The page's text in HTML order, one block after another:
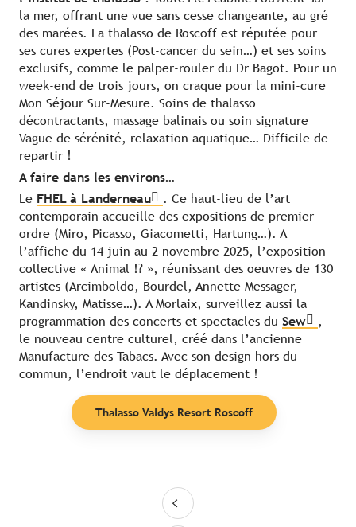
la mer, offrant une vue sans cesse changeante, au gré
des marées. La thalasso de Roscoff est réputée pour
ses cures expertes (Post-cancer du sein…) et ses soins
exclusifs, comme le palper-rouler du Dr Bagot. Pour un
week-end de trois jours, on craque pour la mini-cure
Mon Séjour Sur-Mesure. Soins de thalasso
décontractants, massage balinais ou soin signature
Vague de sérénité, relaxation aquatique… Difficile de
repartir !
A faire dans les environs…
Le FHEL à Landerneau
. Ce haut-lieu de l’art
contemporain accueille des expositions de premier
ordre (Miro, Picasso, Giacometti, Hartung…). A
l’affiche du 14 juin au 2 novembre 2025, l’exposition
collective « Animal !? », réunissant des oeuvres de 130
artistes (Arcimboldo, Bourdel, Annette Messager,
Kandinsky, Matisse…). A Morlaix, surveillez aussi la
programmation des concerts et spectacles du Sew
,
le nouveau centre culturel, créé dans l’ancienne
Manufacture des Tabacs. Avec son design hors du
commun, l’endroit vaut le déplacement !
Thalasso Valdys Resort Roscoff